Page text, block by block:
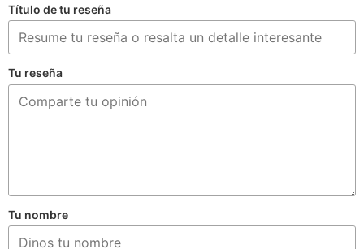
Título de tu reseña
Tu reseña
Tu nombre